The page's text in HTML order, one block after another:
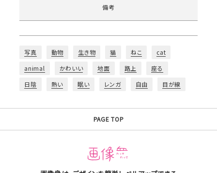
備考
写真 動物 生き物 猫 ねこ
cat
animal
かわいい 地面 路上
座る
日陰
熱い 眠い レンガ 自由 目が線
PAGE TOP